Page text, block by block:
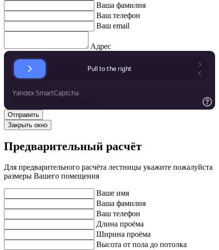
Ваша фамилия
Ваш телефон
Ваш email
Адрес
Закрыть окно
Предварительный расчёт
Для предварительного расчёта лестницы укажите пожалуйста
размеры Вашего помещения
Ваше имя
Ваша фамилия
Ваш телефон
Длина проёма
Ширина проёма
Высота от пола до потолка